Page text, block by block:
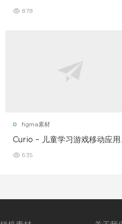
878
figma素材
Curio – 儿童学习游戏移动应用
635